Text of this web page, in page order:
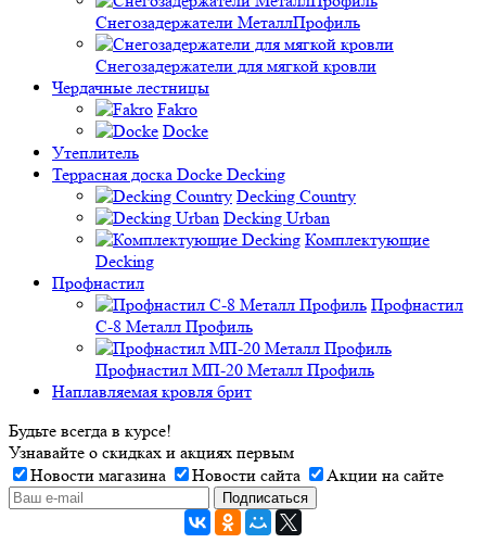
Снегозадержатели МеталлПрофиль
Снегозадержатели для мягкой кровли
Чердачные лестницы
Fakro
Docke
Утеплитель
Террасная доска Docke Decking
Decking Country
Decking Urban
Комплектующие
Decking
Профнастил
Профнастил
C-8 Металл Профиль
Профнастил МП-20 Металл Профиль
Наплавляемая кровля брит
Будьте всегда в курсе!
Узнавайте о скидках и акциях первым
Новости магазина
Новости сайта Акции на сайте